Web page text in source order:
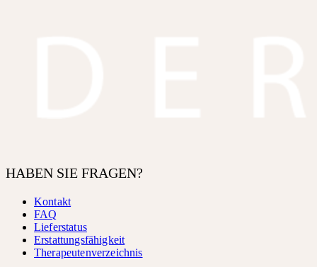
HABEN SIE FRAGEN?
Kontakt
FAQ
Lieferstatus
Erstattungsfähigkeit
Therapeutenverzeichnis